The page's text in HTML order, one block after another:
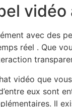
avec des
réel . Que
vidéo que
eux
Il